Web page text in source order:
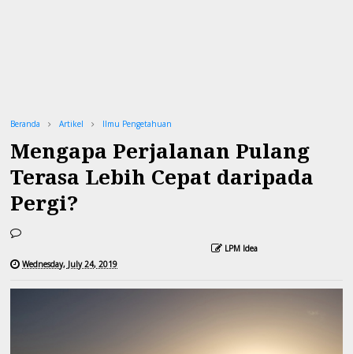
Beranda Artikel Ilmu Pengetahuan
Mengapa Perjalanan Pulang
Terasa Lebih Cepat daripada
Pergi?
LPM Idea
Wednesday, July 24, 2019